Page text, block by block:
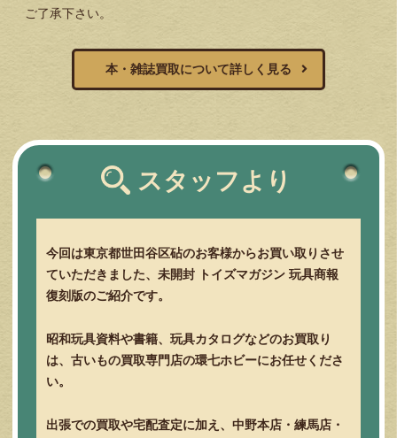
ご了承下さい。
本・雑誌買取について詳しく見る
スタッフより
今回は東京都世田谷区砧のお客様からお買い取りさせ
ていただきました、未開封 トイズマガジン 玩具商報
復刻版のご紹介です。
昭和玩具資料や書籍、玩具カタログなどのお買取り
は、古いもの買取専門店の環七ホビーにお任せくださ
い。
出張での買取や宅配査定に加え、中野本店・練馬店・